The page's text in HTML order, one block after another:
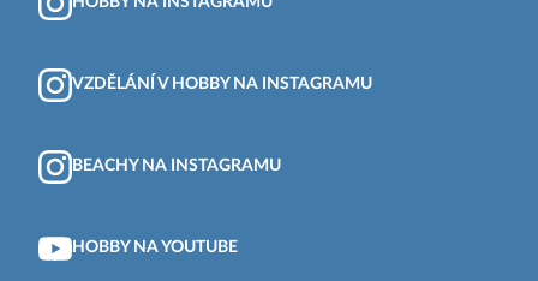
VZDĚLÁNÍ V HOBBY NA INSTAGRAMU
BEACHY NA INSTAGRAMU
HOBBY NA YOUTUBE